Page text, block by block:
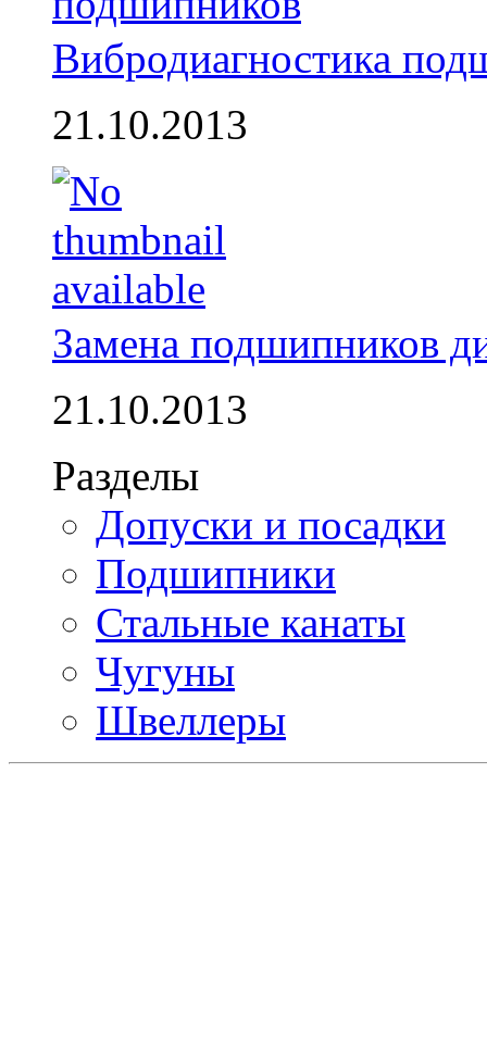
Вибродиагностика
21.10.2013
Замена подшипников
21.10.2013
Разделы
Допуски и посадки
Подшипники
Стальные канаты
Чугуны
Швеллеры